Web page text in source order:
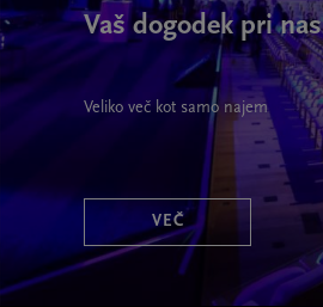
Vaš dogodek pri nas
Veliko več kot samo najem
VEČ